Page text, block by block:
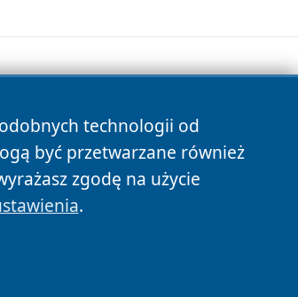
technologii od
być przetwarzane również
zgodę na użycie
.